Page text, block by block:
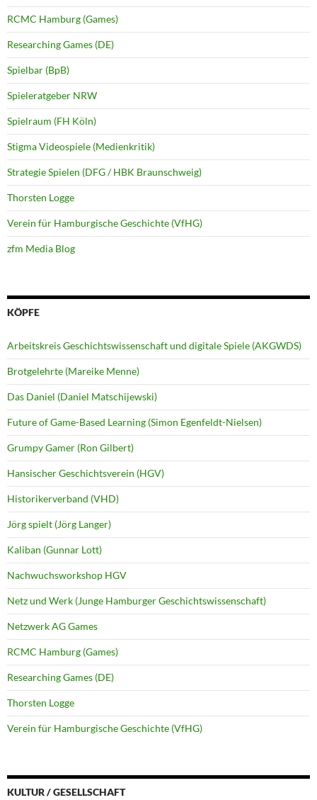
RCMC Hamburg (Games)
Researching Games (DE)
Spielbar (BpB)
Spieleratgeber NRW
Spielraum (FH Köln)
Stigma Videospiele (Medienkritik)
Strategie Spielen (DFG / HBK Braunschweig)
Thorsten Logge
Verein für Hamburgische Geschichte (VfHG)
zfm Media Blog
KÖPFE
Arbeitskreis Geschichtswissenschaft und digitale Spiele (AKGWDS)
Brotgelehrte (Mareike Menne)
Das Daniel (Daniel Matschijewski)
Future of Game-Based Learning (Simon Egenfeldt-Nielsen)
Grumpy Gamer (Ron Gilbert)
Hansischer Geschichtsverein (HGV)
Historikerverband (VHD)
Jörg spielt (Jörg Langer)
Kaliban (Gunnar Lott)
Nachwuchsworkshop HGV
Netz und Werk (Junge Hamburger Geschichtswissenschaft)
Netzwerk AG Games
RCMC Hamburg (Games)
Researching Games (DE)
Thorsten Logge
Verein für Hamburgische Geschichte (VfHG)
KULTUR / GESELLSCHAFT